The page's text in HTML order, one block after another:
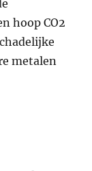
hoop CO2
metalen